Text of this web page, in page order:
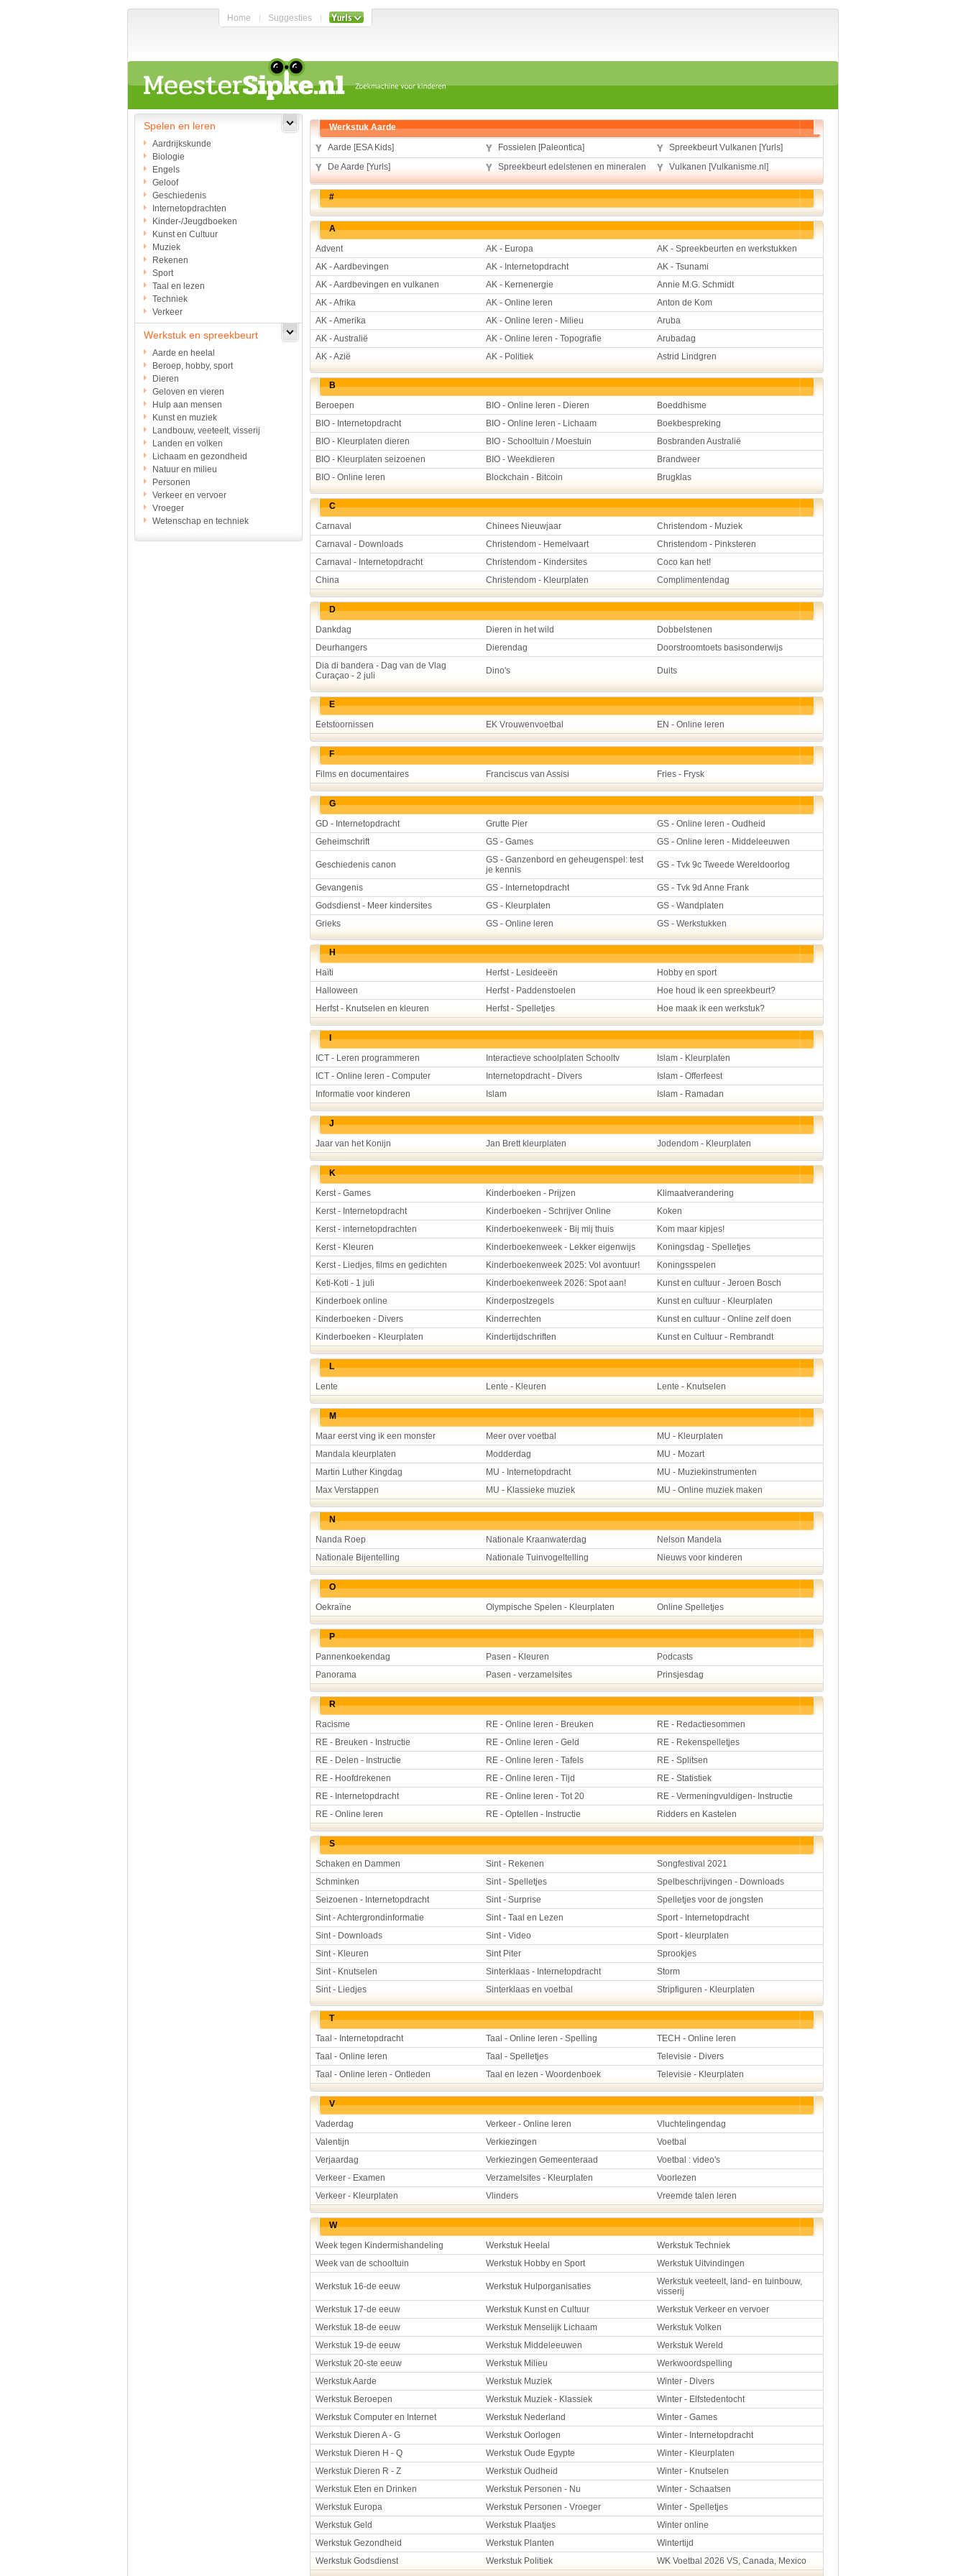
Home Suggesties
Spelen en leren
Aardrijkskunde
Biologie
Engels
Geloof
Geschiedenis
Internetopdrachten
Kinder-/Jeugdboeken
Kunst en Cultuur
Muziek
Rekenen
Sport
Taal en lezen
Techniek
Verkeer
Werkstuk en spreekbeurt
Aarde en heelal
Beroep, hobby, sport
Dieren
Geloven en vieren
Hulp aan mensen
Kunst en muziek
Landbouw, veeteelt, visserij
Landen en volken
Lichaam en gezondheid
Natuur en milieu
Personen
Verkeer en vervoer
Vroeger
Wetenschap en techniek
Werkstuk Aarde
Aarde [ESA Kids]
Fossielen [Paleontica]
Spreekbeurt Vulkanen [Yurls]
De Aarde [Yurls]
Spreekbeurt edelstenen en mineralen Vulkanen [Vulkanisme.nl]
#
A
Advent
AK - Europa
AK - Spreekbeurten en werkstukken
AK - Aardbevingen
AK - Internetopdracht
AK - Tsunami
AK - Aardbevingen en vulkanen
AK - Kernenergie
Annie M.G. Schmidt
AK - Afrika
AK - Online leren
Anton de Kom
AK - Amerika
AK - Online leren - Milieu
Aruba
AK - Australië
AK - Online leren - Topografie
Arubadag
AK - Azië
AK - Politiek Astrid Lindgren
B
Beroepen
BIO - Online leren - Dieren
Boeddhisme
BIO - Internetopdracht
BIO - Online leren - Lichaam
Boekbespreking
BIO - Kleurplaten dieren
BIO - Schooltuin / Moestuin
Bosbranden Australië
BIO - Kleurplaten seizoenen
BIO - Weekdieren
Brandweer
BIO - Online leren
Blockchain - Bitcoin Brugklas
C
Carnaval
Chinees Nieuwjaar
Christendom - Muziek
Carnaval - Downloads
Christendom - Hemelvaart
Christendom - Pinksteren
Carnaval - Internetopdracht
Christendom - Kindersites
Coco kan het!
China
Christendom - Kleurplaten Complimentendag
D
Dankdag
Dieren in het wild
Dobbelstenen
Deurhangers
Dierendag
Doorstroomtoets basisonderwijs
Dia di bandera - Dag van de Vlag
Curaçao - 2 juli
Dino's Duits
E
Eetstoornissen
EK Vrouwenvoetbal EN - Online leren
F
Films en documentaires
Franciscus van Assisi Fries - Frysk
G
GD - Internetopdracht
Grutte Pier
GS - Online leren - Oudheid
Geheimschrift
GS - Games GS - Online leren - Middeleeuwen
Geschiedenis canon
GS - Ganzenbord en geheugenspel: test
je kennis
GS - Tvk 9c Tweede Wereldoorlog
Gevangenis GS - Internetopdracht
GS - Tvk 9d Anne Frank
Godsdienst - Meer kindersites
GS - Kleurplaten
GS - Wandplaten
Grieks
GS - Online leren GS - Werkstukken
H
Haïti
Herfst - Lesideeën
Hobby en sport
Halloween
Herfst - Paddenstoelen
Hoe houd ik een spreekbeurt?
Herfst - Knutselen en kleuren
Herfst - Spelletjes Hoe maak ik een werkstuk?
I
ICT - Leren programmeren
Interactieve schoolplaten Schooltv
Islam - Kleurplaten
ICT - Online leren - Computer
Internetopdracht - Divers
Islam - Offerfeest
Informatie voor kinderen
Islam Islam - Ramadan
J
Jaar van het Konijn
Jan Brett kleurplaten Jodendom - Kleurplaten
K
Kerst - Games
Kinderboeken - Prijzen
Klimaatverandering
Kerst - Internetopdracht
Kinderboeken - Schrijver Online
Koken
Kerst - internetopdrachten
Kinderboekenweek - Bij mij thuis
Kom maar kipjes!
Kerst - Kleuren
Kinderboekenweek - Lekker eigenwijs
Koningsdag - Spelletjes
Kerst - Liedjes, films en gedichten
Kinderboekenweek 2025: Vol avontuur!
Koningsspelen
Keti-Koti - 1 juli
Kinderboekenweek 2026: Spot aan!
Kunst en cultuur - Jeroen Bosch
Kinderboek online
Kinderpostzegels
Kunst en cultuur - Kleurplaten
Kinderboeken - Divers
Kinderrechten
Kunst en cultuur - Online zelf doen
Kinderboeken - Kleurplaten
Kindertijdschriften Kunst en Cultuur - Rembrandt
L
Lente
Lente - Kleuren Lente - Knutselen
M
Maar eerst ving ik een monster
Meer over voetbal
MU - Kleurplaten
Mandala kleurplaten
Modderdag
MU - Mozart
Martin Luther Kingdag
MU - Internetopdracht
MU - Muziekinstrumenten
Max Verstappen
MU - Klassieke muziek MU - Online muziek maken
N
Nanda Roep
Nationale Kraanwaterdag
Nelson Mandela
Nationale Bijentelling
Nationale Tuinvogeltelling Nieuws voor kinderen
O
Oekraïne
Olympische Spelen - Kleurplaten Online Spelletjes
P
Pannenkoekendag
Pasen - Kleuren
Podcasts
Panorama
Pasen - verzamelsites Prinsjesdag
R
Racisme
RE - Online leren - Breuken
RE - Redactiesommen
RE - Breuken - Instructie
RE - Online leren - Geld
RE - Rekenspelletjes
RE - Delen - Instructie
RE - Online leren - Tafels
RE - Splitsen
RE - Hoofdrekenen
RE - Online leren - Tijd
RE - Statistiek
RE - Internetopdracht
RE - Online leren - Tot 20
RE - Vermeningvuldigen- Instructie
RE - Online leren
RE - Optellen - Instructie Ridders en Kastelen
S
Schaken en Dammen
Sint - Rekenen
Songfestival 2021
Schminken
Sint - Spelletjes
Spelbeschrijvingen - Downloads
Seizoenen - Internetopdracht
Sint - Surprise
Spelletjes voor de jongsten
Sint - Achtergrondinformatie
Sint - Taal en Lezen
Sport - Internetopdracht
Sint - Downloads
Sint - Video
Sport - kleurplaten
Sint - Kleuren
Sint Piter
Sprookjes
Sint - Knutselen
Sinterklaas - Internetopdracht
Storm
Sint - Liedjes
Sinterklaas en voetbal Stripfiguren - Kleurplaten
T
Taal - Internetopdracht
Taal - Online leren - Spelling
TECH - Online leren
Taal - Online leren
Taal - Spelletjes
Televisie - Divers
Taal - Online leren - Ontleden
Taal en lezen - Woordenboek Televisie - Kleurplaten
V
Vaderdag
Verkeer - Online leren
Vluchtelingendag
Valentijn
Verkiezingen
Voetbal
Verjaardag
Verkiezingen Gemeenteraad
Voetbal : video's
Verkeer - Examen
Verzamelsites - Kleurplaten
Voorlezen
Verkeer - Kleurplaten
Vlinders Vreemde talen leren
W
Week tegen Kindermishandeling
Werkstuk Heelal
Werkstuk Techniek
Week van de schooltuin
Werkstuk Hobby en Sport Werkstuk Uitvindingen
Werkstuk 16-de eeuw Werkstuk Hulporganisaties
Werkstuk veeteelt, land- en tuinbouw,
visserij
Werkstuk 17-de eeuw
Werkstuk Kunst en Cultuur
Werkstuk Verkeer en vervoer
Werkstuk 18-de eeuw
Werkstuk Menselijk Lichaam
Werkstuk Volken
Werkstuk 19-de eeuw
Werkstuk Middeleeuwen
Werkstuk Wereld
Werkstuk 20-ste eeuw
Werkstuk Milieu
Werkwoordspelling
Werkstuk Aarde
Werkstuk Muziek
Winter - Divers
Werkstuk Beroepen
Werkstuk Muziek - Klassiek
Winter - Elfstedentocht
Werkstuk Computer en Internet
Werkstuk Nederland
Winter - Games
Werkstuk Dieren A - G
Werkstuk Oorlogen
Winter - Internetopdracht
Werkstuk Dieren H - Q
Werkstuk Oude Egypte
Winter - Kleurplaten
Werkstuk Dieren R - Z
Werkstuk Oudheid
Winter - Knutselen
Werkstuk Eten en Drinken
Werkstuk Personen - Nu
Winter - Schaatsen
Werkstuk Europa
Werkstuk Personen - Vroeger
Winter - Spelletjes
Werkstuk Geld
Werkstuk Plaatjes
Winter online
Werkstuk Gezondheid
Werkstuk Planten
Wintertijd
Werkstuk Godsdienst
Werkstuk Politiek WK Voetbal 2026 VS, Canada, Mexico